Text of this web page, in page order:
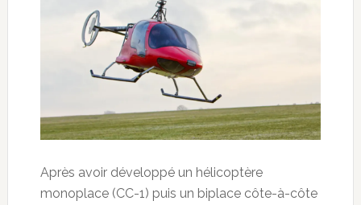
Après avoir développé un hélicoptère
monoplace (CC-1) puis un biplace côte-à-côte